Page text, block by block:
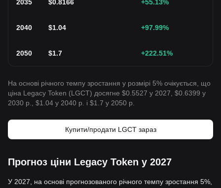
2035 $0.8166 +55.13%
2040 $1.04 +97.99%
2050 $1.7 +222.51%
На основі річного темпу зростання у розмірі 5% очікується, що
ціна Legacy Token (LGCT) досягне $0.5527 у 2027, $0.6399 у
2030 р., $1.04 у 2040 р. і $1.7 у 2050 р.
Купити/продати LGCT зараз
Прогноз ціни Legacy Token у 2027
У 2027, на основі прогнозованого річного темпу зростання 5%,